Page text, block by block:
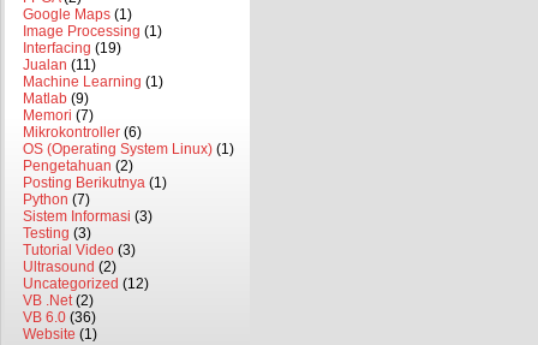
Google Maps (1)
Image Processing (1)
Interfacing (19)
Jualan (11)
Machine Learning (1)
Matlab (9)
Memori (7)
Mikrokontroller (6)
OS (Operating System Linux) (1)
Pengetahuan (2)
Posting Berikutnya (1)
Python (7)
Sistem Informasi (3)
Testing (3)
Tutorial Video (3)
Ultrasound (2)
Uncategorized (12)
VB .Net(2)
VB 6.0 (36)
Website (1)